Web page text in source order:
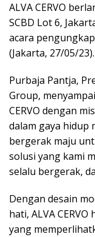
ALVA CERVO
SCBD Lot 6,
acara
(Jakarta, 27/05/23).
Purbaja Pantja,
Group,
CERVO dengan
dalam gaya hidup
bergerak maju
solusi yang kami
selalu bergerak,
Dengan desain
hati, ALVA
yang